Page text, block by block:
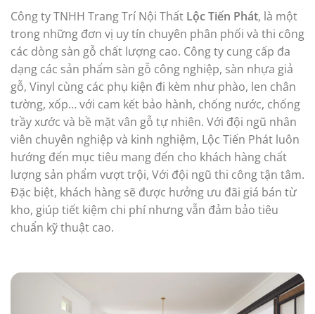
Công ty TNHH Trang Trí Nội Thất Lộc Tiến Phát, là một
trong những đơn vị uy tín chuyên phân phối và thi công
các dòng sàn gỗ chất lượng cao. Công ty cung cấp đa
dạng các sản phẩm sàn gỗ công nghiệp, sàn nhựa giả
gỗ, Vinyl cùng các phụ kiện đi kèm như phào, len chân
tường, xốp… với cam kết bảo hành, chống nước, chống
trầy xước và bề mặt vân gỗ tự nhiên. Với đội ngũ nhân
viên chuyên nghiệp và kinh nghiệm, Lộc Tiến Phát luôn
hướng đến mục tiêu mang đến cho khách hàng chất
lượng sản phẩm vượt trội, Với đội ngũ thi công tận tâm.
Đặc biệt, khách hàng sẽ được hưởng ưu đãi giá bán từ
kho, giúp tiết kiệm chi phí nhưng vẫn đảm bảo tiêu
chuẩn kỹ thuật cao.